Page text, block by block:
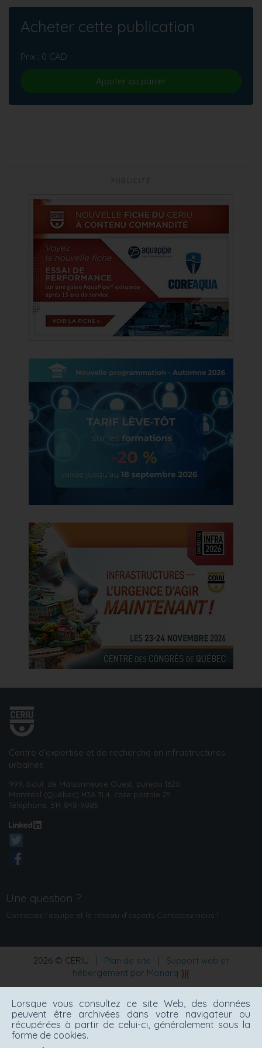
Acheter cette publication
Prix : 0 CAD
Ajouter au panier
Centre d’expertise et de recherche en infrastructures
urbaines
999, boul. de Maisonneuve Ouest, bureau 1620
Montréal (Québec) H3A 3L4, case postale 25
Téléphone: 514 848-9885
Une question ?
Contactez l'équipe et le réseau d’experts Contactez‑nous !
2026 © CERIU Plan de site
Support web et
hébergement par Monarq
Lorsque vous consultez ce site Web, des données
peuvent être archivées dans votre navigateur ou
récupérées à partir de celui-ci, généralement sous la
forme de cookies.